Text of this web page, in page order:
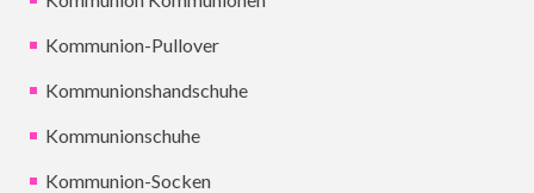
Kommunion-Pullover
Kommunionshandschuhe
Kommunionschuhe
Kommunion-Socken